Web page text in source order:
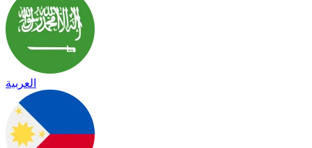
العربية